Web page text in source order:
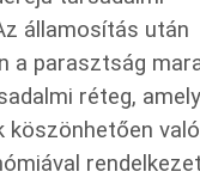
államosítás után
a parasztság
réteg, amely
köszönhetően